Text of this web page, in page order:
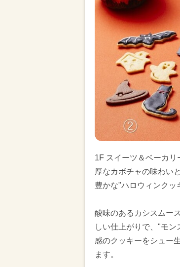
1F スイーツ＆ベーカ
厚なカボチャの味わい
豊かな"ハロウィンクッ
酸味のあるカシスムー
しい仕上がりで、"モ
感のクッキーをシュー
ます。